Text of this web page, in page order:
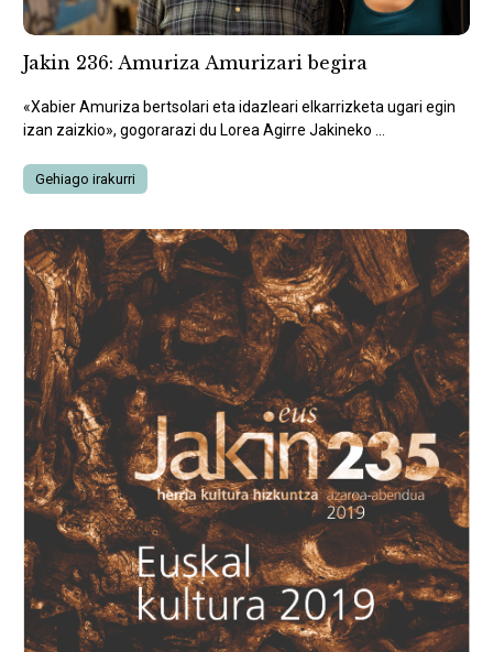
Jakin 236: Amuriza Amurizari begira
«Xabier Amuriza bertsolari eta idazleari elkarrizketa ugari egin
izan zaizkio», gogorarazi du Lorea Agirre Jakineko ...
Gehiago irakurri